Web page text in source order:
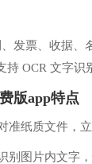
发票、收据、
持 OCR 文字识
版app特点
准纸质文件，
别图片内文字